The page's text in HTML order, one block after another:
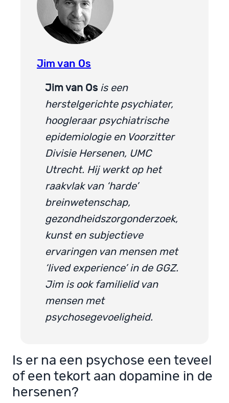
Jim van Os
Jim van Os is een
herstelgerichte psychiater,
hoogleraar psychiatrische
epidemiologie en Voorzitter
Divisie Hersenen, UMC
Utrecht. Hij werkt op het
raakvlak van ‘harde’
breinwetenschap,
gezondheidszorgonderzoek,
kunst en subjectieve
ervaringen van mensen met
‘lived experience’ in de GGZ.
Jim is ook familielid van
mensen met
psychosegevoeligheid.
Is er na een psychose een teveel
of een tekort aan dopamine in de
hersenen?